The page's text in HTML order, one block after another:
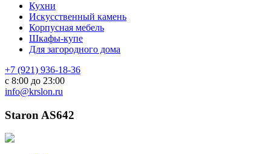
Кухни
Искусственный камень
Корпусная мебель
Шкафы-купе
Для загородного дома
+7 (921) 936-18-36
с 8:00 до 23:00
info@krslon.ru
Staron AS642